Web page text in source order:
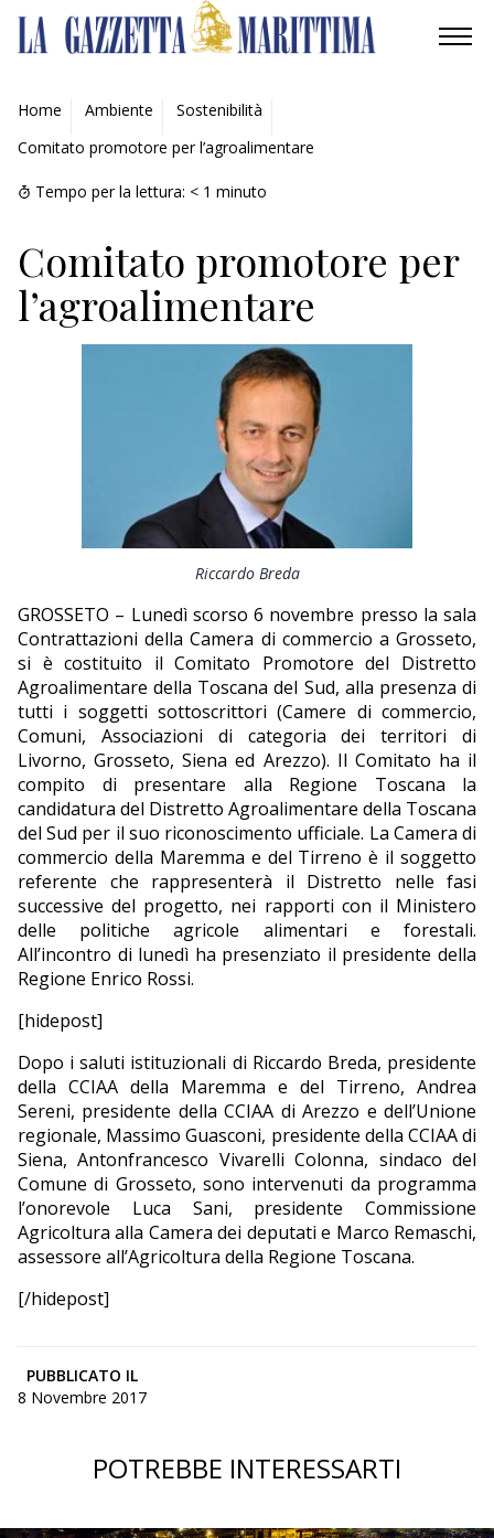
AMBIENTE
MOBILITÀ
INDUSTRIA
RICERCA
ECONOMIA
Home Ambiente
Sostenibilità
Comitato promotore per l’agroalimentare
Tempo per la lettura: < 1 minuto
Comitato promotore per
l’agroalimentare
Riccardo Breda
GROSSETO – Lunedì scorso 6 novembre presso la sala
Contrattazioni della Camera di commercio a Grosseto,
si è costituito il Comitato Promotore del Distretto
Agroalimentare della Toscana del Sud, alla presenza di
tutti i soggetti sottoscrittori (Camere di commercio,
Comuni, Associazioni di categoria dei territori di
Livorno, Grosseto, Siena ed Arezzo). Il Comitato ha il
compito di presentare alla Regione Toscana la
candidatura del Distretto Agroalimentare della Toscana
del Sud per il suo riconoscimento ufficiale. La Camera di
commercio della Maremma e del Tirreno è il soggetto
referente che rappresenterà il Distretto nelle fasi
successive del progetto, nei rapporti con il Ministero
delle politiche agricole alimentari e forestali.
All’incontro di lunedì ha presenziato il presidente della
Regione Enrico Rossi.
[hidepost]
Dopo i saluti istituzionali di Riccardo Breda, presidente
della CCIAA della Maremma e del Tirreno, Andrea
Sereni, presidente della CCIAA di Arezzo e dell’Unione
regionale, Massimo Guasconi, presidente della CCIAA di
Siena, Antonfrancesco Vivarelli Colonna, sindaco del
Comune di Grosseto, sono intervenuti da programma
l’onorevole Luca Sani, presidente Commissione
Agricoltura alla Camera dei deputati e Marco Remaschi,
assessore all’Agricoltura della Regione Toscana.
[/hidepost]
PUBBLICATO IL
8 Novembre 2017
POTREBBE INTERESSARTI